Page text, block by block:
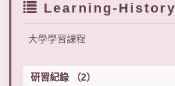
Learning-History
大學學習課程
研習紀錄 （2）